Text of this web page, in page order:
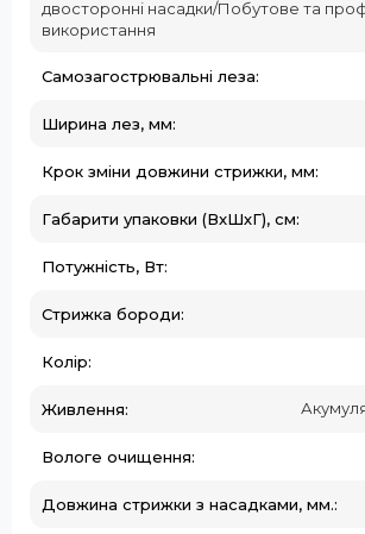
двосторонні насадки/Побутове та
використання
Самозагострювальні леза:
Ширина лез, мм:
Крок зміни довжини стрижки, мм:
Габарити упаковки (ВxШхГ), см:
Потужність, Вт:
Стрижка бороди:
Колір:
Живлення:
Вологе очищення:
Довжина стрижки з насадками, мм.: